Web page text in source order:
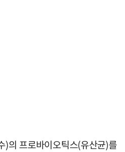
의 프로바이오틱스(유산균)를